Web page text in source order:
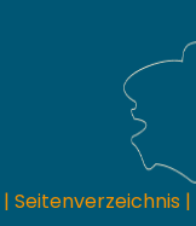
| Seitenverzeichnis |